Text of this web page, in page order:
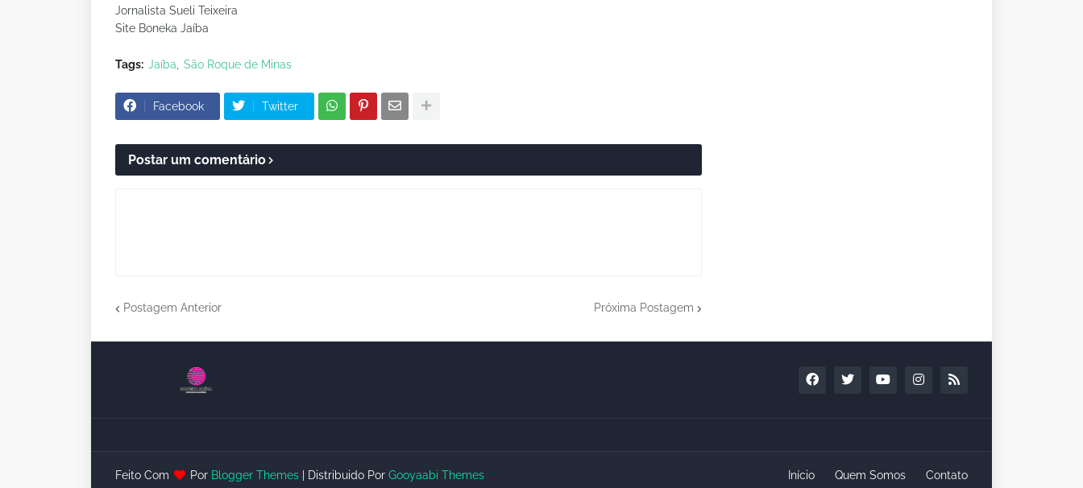
Jornalista Sueli Teixeira
Site Boneka Jaíba
Tags: Jaíba São Roque de Minas
Facebook Twitter
Postar um comentário
Postagem Anterior Próxima Postagem
Feito Com Por Blogger Themes | Distribuido Por Gooyaabi Themes Início Quem Somos Contato